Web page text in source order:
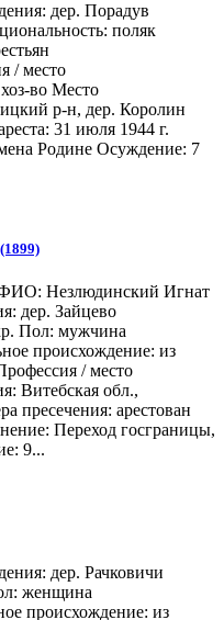
дер. Порадув
поляк
/ место
во Место
р-н, дер. Королин
31 июля 1944 г.
Родине Осуждение: 7
ФИО: Незлюдинский Игнат
дер. Зайцево
Пол: мужчина
происхождение: из
/ место
Витебская обл.,
пресечения: арестован
Переход госграницы,
9...
дер. Рачковичи
женщина
происхождение: из